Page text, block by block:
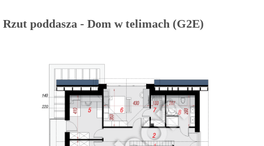
Rzut poddasza - Dom w telimach (G2E)